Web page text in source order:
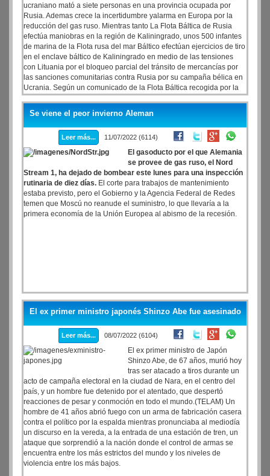
ucraniano mató a siete personas en una provincia ocupada por
Rusia. Ademas crece la incertidumbre yalarma en Europa por la
reducción del gas ruso. Mientras tanto La Flota Báltica de Rusia
efectúa maniobras en la región de Kaliningrado, unos 500 infantes
de marina de la Flota rusa del mar Báltico efectúan ejercicios de tiro
en el enclave báltico de Kaliningrado en medio de las tensiones
con Lituania por el bloqueo parcial del tránsito de mercancías por
las sanciones comunitarias contra Rusia por su campaña bélica en
Ucrania. Según un comunicado de la Flota Báltica recogida por la
agencia Interfax, en el entrenamiento de combate participan
también hasta 30 unidades de equipos militares.
Se viene el peor invierno Aleman
Leer más... 11/07/2022 (6114)
El gasoducto por el que Alemania
se provee de gas ruso, el Nord
Stream 1, ha dejado de bombear este lunes para una inspección
rutinaria de diez días. El corte para trabajos de mantenimiento
estaba previsto, pero el Gobierno y la Agencia Federal de Redes
temen que Moscú no reanude el suministro, lo que llevaría a la
primera economía de la Unión Europea al abismo de la recesión.
El ex primer ministro japonés Shinzo Abe fue asesinado
Leer más... 08/07/2022 (6104)
El ex primer ministro de Japón
Shinzo Abe, de 67 años, murió hoy
tras ser atacado a tiros durante un
acto de campaña electoral en la ciudad de Nara, en el centro del
país, y un hombre fue detenido por el atentado, que despertó
reacciones de pesar y conmoción en todo el mundo.(TELAM) Un
hombre de 41 años abrió fuego con un arma de fabricación casera
contra el político por la espalda mientras pronunciaba al mediodía
un discurso en la vereda, a la entrada de una estación de tren, un
ataque que sorprendió a la nación donde el control de armas se
encuentra entre los más estrictos del mundo y los niveles de
violencia entre los más bajos.